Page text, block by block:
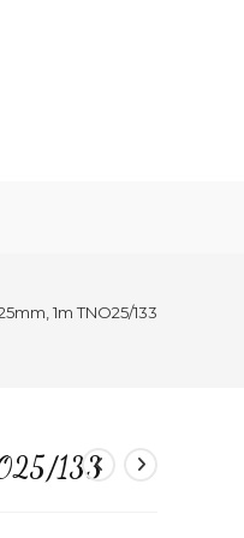
1m TNO25/133
133